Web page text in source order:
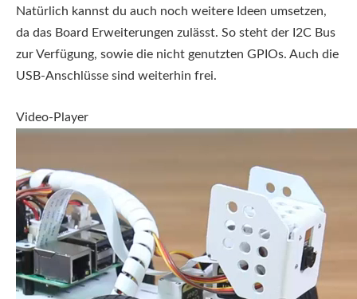
Natürlich kannst du auch noch weitere Ideen umsetzen,
da das Board Erweiterungen zulässt. So steht der I2C Bus
zur Verfügung, sowie die nicht genutzten GPIOs. Auch die
USB-Anschlüsse sind weiterhin frei.
Video-Player